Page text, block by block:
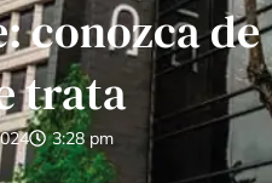
conozca de
trata
3:28 pm